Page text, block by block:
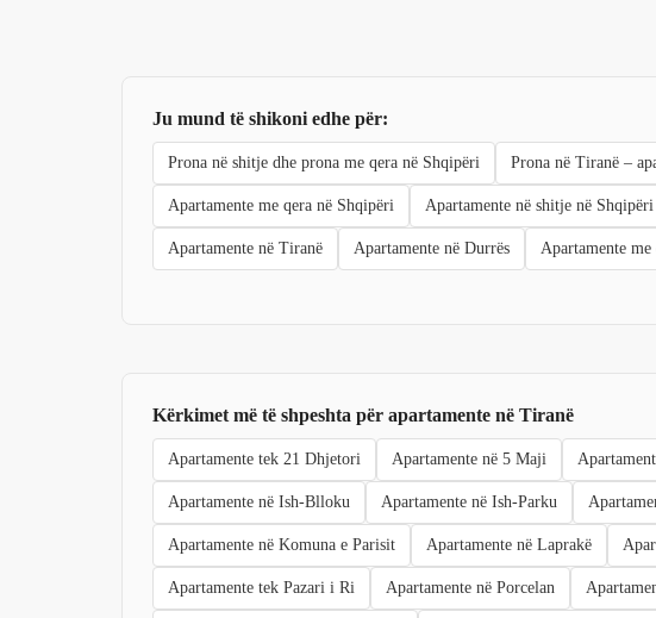
Ju mund të shikoni edhe për:
Prona në shitje dhe prona me qera në Shqipëri Prona në Tiranë –
Apartamente me qera në Shqipëri Apartamente në shitje në Shqipëri
Apartamente në Tiranë Apartamente në Durrës Apartamente
Kërkimet më të shpeshta për apartamente në Tiranë
Apartamente tek 21 Dhjetori Apartamente në 5 Maji
Apartamente në Ish-Blloku Apartamente në Ish-Parku
Apartamente në Komuna e Parisit Apartamente në Laprakë
Apartamente tek Pazari i Ri Apartamente në Porcelan